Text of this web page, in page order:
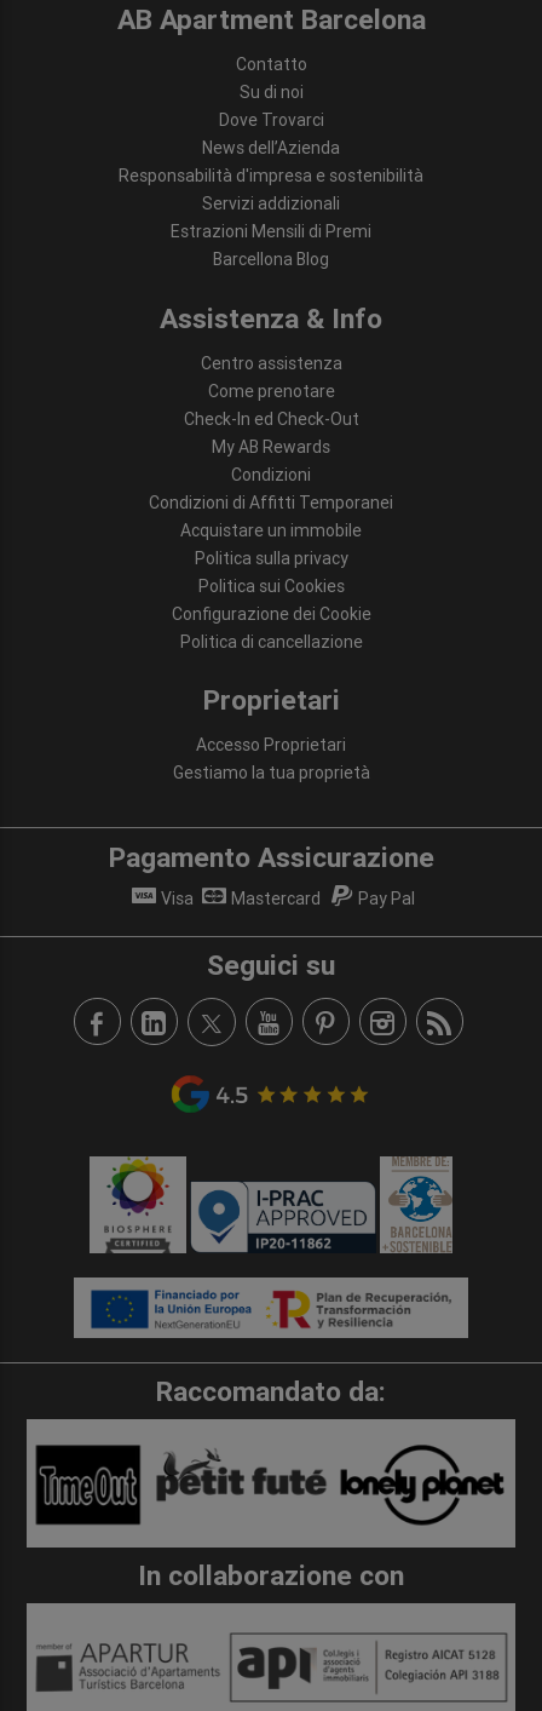
AB Apartment Barcelona
Contatto
Su di noi
Dove Trovarci
News dell’Azienda
Responsabilità d'impresa e sostenibilità
Servizi addizionali
Estrazioni Mensili di Premi
Barcellona Blog
Assistenza & Info
Centro assistenza
Come prenotare
Check-In ed Check-Out
My AB Rewards
Condizioni
Condizioni di Affitti Temporanei
Acquistare un immobile
Politica sulla privacy
Politica sui Cookies
Configurazione dei Cookie
Politica di cancellazione
Proprietari
Accesso Proprietari
Gestiamo la tua proprietà
Pagamento Assicurazione
Visa Mastercard Pay Pal
Seguici su
Raccomandato da:
In collaborazione con